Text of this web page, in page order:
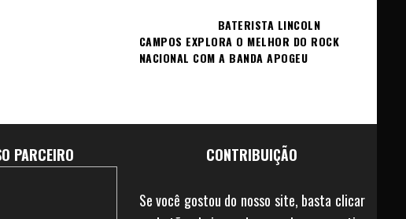
BATERISTA LINCOLN
CAMPOS EXPLORA O MELHOR DO ROCK
NACIONAL COM A BANDA APOGEU
PARCEIRO CONTRIBUIÇÃO
Se você gostou do nosso site, basta clicar